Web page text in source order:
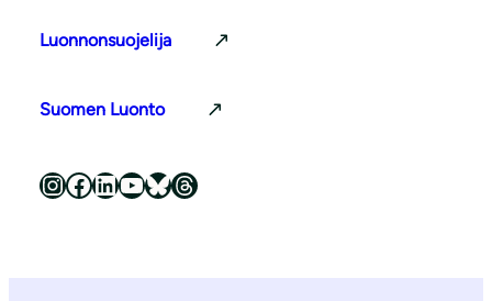
Luonnonsuojelija
Suomen Luonto
Luonnonsuojeluliitto Instagramissa Luonnonsuojeluliitto Facebookissa Luonnonsuojeluliitto LinkedInissä Luonnonsuojeluliiton YouTube-kanava Luonnonsuojeluliitto Blueskyssa Luonnonsuojeluliitto Threadsissa